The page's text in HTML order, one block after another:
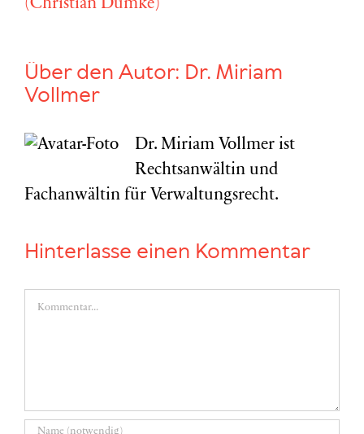
(Christian Dümke)
Über den Autor: Dr. Miriam
Vollmer
Dr. Miriam Vollmer ist
Rechtsanwältin und
Fachanwältin für Verwaltungsrecht.
Hinterlasse einen Kommentar
Kommentar